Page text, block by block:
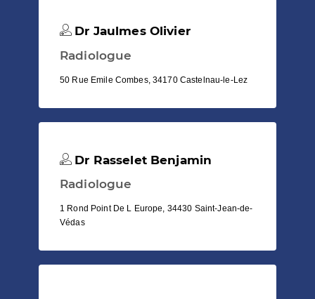
Dr Jaulmes Olivier
Radiologue
50 Rue Emile Combes, 34170 Castelnau-le-Lez
Dr Rasselet Benjamin
Radiologue
1 Rond Point De L Europe, 34430 Saint-Jean-de-
Védas